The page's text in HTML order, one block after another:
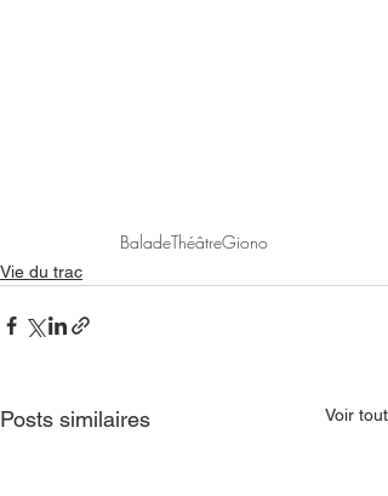
BaladeThéâtreGiono
Vie du trac
Posts similaires Voir tout